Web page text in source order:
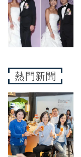
熱門新聞